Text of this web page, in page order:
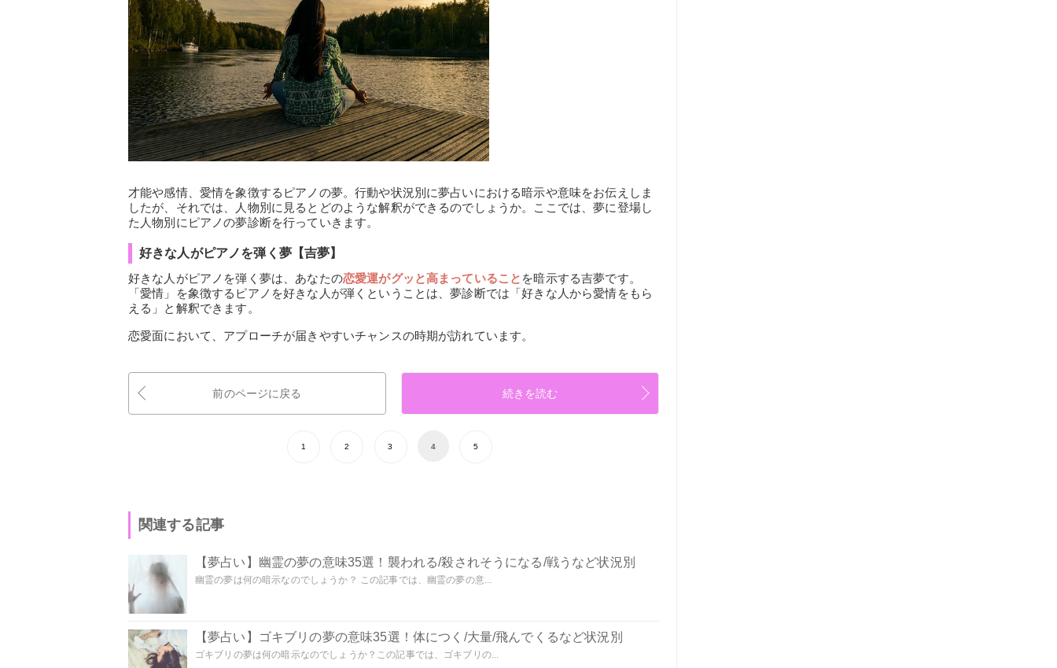
才能や感情、愛情を象徴するピアノの夢。行動や状況別に夢占いにおける暗示や意味をお伝えしま
したが、それでは、人物別に見るとどのような解釈ができるのでしょうか。ここでは、夢に登場し
た人物別にピアノの夢診断を行っていきます。
好きな人がピアノを弾く夢【吉夢】
好きな人がピアノを弾く夢は、あなたの恋愛運がグッと高まっていること を暗示する吉夢です。
「愛情」を象徴するピアノを好きな人が弾くということは、夢診断では「好きな人から愛情をもら
える」と解釈できます。
恋愛面において、アプローチが届きやすいチャンスの時期が訪れています。
前のページに戻る 続きを読む
1 2 3 4 5
関連する記事
【夢占い】幽霊の夢の意味35選！襲われる/殺されそうになる/戦うなど状況別
幽霊の夢は何の暗示なのでしょうか？ この記事では、幽霊の夢の意...
【夢占い】ゴキブリの夢の意味35選！体につく/大量/飛んでくるなど状況別
ゴキブリの夢は何の暗示なのでしょうか？この記事では、ゴキブリの...